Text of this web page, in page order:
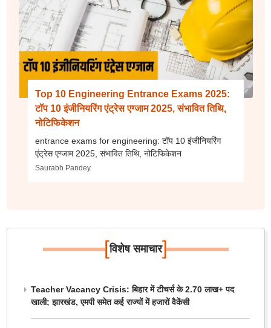
Top 10 Engineering Entrance Exams 2025:
टॉप 10 इंजीनियरिंग एंट्रेस एग्जाम 2025, संभावित तिथि,
नोटिफिकेशन
entrance exams for engineering: टॉप 10 इंजीनियरिंग
एंट्रेस एग्जाम 2025, संभावित तिथि, नोटिफिकेशन
Saurabh Pandey
[विशेष समाचार]
Teacher Vacancy Crisis: बिहार में टीचर्स के 2.70 लाख+ पद
खाली; झारखंड, एमपी समेत कई राज्यों में हजारों वैकेंसी